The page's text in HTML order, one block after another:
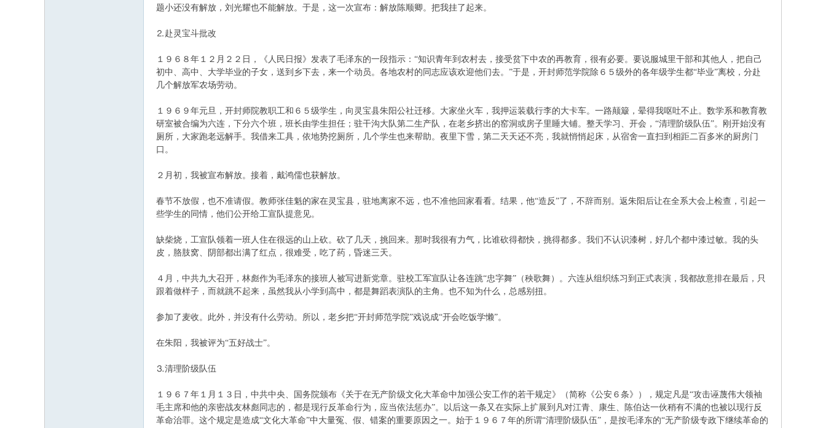
题小还没有解放，刘光耀也不能解放。于是，这一次宣布：解放陈顺卿。把我挂了起来。
⒉赴灵宝斗批改
１９６８年１２月２２日，《人民日报》发表了毛泽东的一段指示：“知识青年到农村去，接受贫下中农的再教育，很有必要。要说服城里干部和其他人，把自己
初中、高中、大学毕业的子女，送到乡下去，来一个动员。各地农村的同志应该欢迎他们去。”于是，开封师范学院除６５级外的各年级学生都“毕业”离校，分赴
几个解放军农场劳动。
１９６９年元旦，开封师院教职工和６５级学生，向灵宝县朱阳公社迁移。大家坐火车，我押运装载行李的大卡车。一路颠簸，晕得我呕吐不止。数学系和教育教
研室被合编为六连，下分六个班，班长由学生担任；驻干沟大队第二生产队，在老乡挤出的窑洞或房子里睡大铺。整天学习、开会，“清理阶级队伍”。刚开始没有
厕所，大家跑老远解手。我借来工具，依地势挖厕所，几个学生也来帮助。夜里下雪，第二天天还不亮，我就悄悄起床，从宿舍一直扫到相距二百多米的厨房门
口。
２月初，我被宣布解放。接着，戴鸿儒也获解放。
春节不放假，也不准请假。教师张佳魁的家在灵宝县，驻地离家不远，也不准他回家看看。结果，他“造反”了，不辞而别。返朱阳后让在全系大会上检查，引起一
些学生的同情，他们公开给工宣队提意见。
缺柴烧，工宣队领着一班人住在很远的山上砍。砍了几天，挑回来。那时我很有力气，比谁砍得都快，挑得都多。我们不认识漆树，好几个都中漆过敏。我的头
皮，胳肢窝、阴部都出满了红点，很难受，吃了药，昏迷三天。
４月，中共九大召开，林彪作为毛泽东的接班人被写进新党章。驻校工军宣队让各连跳“忠字舞”（秧歌舞）。六连从组织练习到正式表演，我都故意排在最后，只
跟着做样子，而就跳不起来，虽然我从小学到高中，都是舞蹈表演队的主角。也不知为什么，总感别扭。
参加了麦收。此外，并没有什么劳动。所以，老乡把“开封师范学院”戏说成“开会吃饭学懒”。
在朱阳，我被评为“五好战士”。
⒊清理阶级队伍
１９６７年１月１３日，中共中央、国务院颁布《关于在无产阶级文化大革命中加强公安工作的若干规定》（简称《公安６条》），规定凡是“攻击诬蔑伟大领袖
毛主席和他的亲密战友林彪同志的，都是现行反革命行为，应当依法惩办”。以后这一条又在实际上扩展到凡对江青、康生、陈伯达一伙稍有不满的也被以现行反
革命治罪。这个规定是造成“文化大革命”中大量冤、假、错案的重要原因之一。始于１９６７年的所谓“清理阶级队伍”，是按毛泽东的“无产阶级专政下继续革命的